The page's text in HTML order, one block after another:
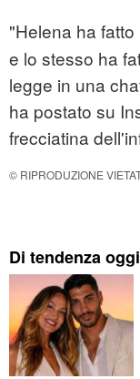
"Helena ha fatto
e lo stesso ha
legge in una
ha postato su
frecciatina
© RIPRODUZIONE
Di tendenza oggi